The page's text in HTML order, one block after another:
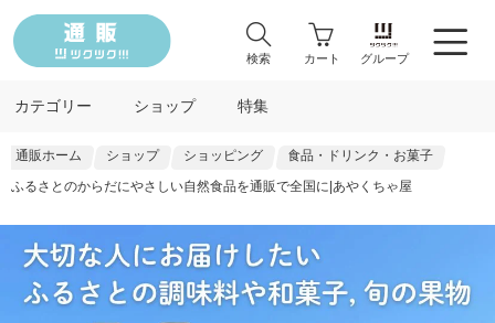
検索 カート グループ
カテゴリー ショップ 特集
通販ホーム ショップ ショッピング
食品・ドリンク・お菓子
ふるさとのからだにやさしい自然食品を通販で全国に|あやくちゃ屋